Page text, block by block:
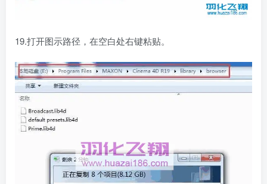
19.打开图示路径，在空白处右键粘贴。